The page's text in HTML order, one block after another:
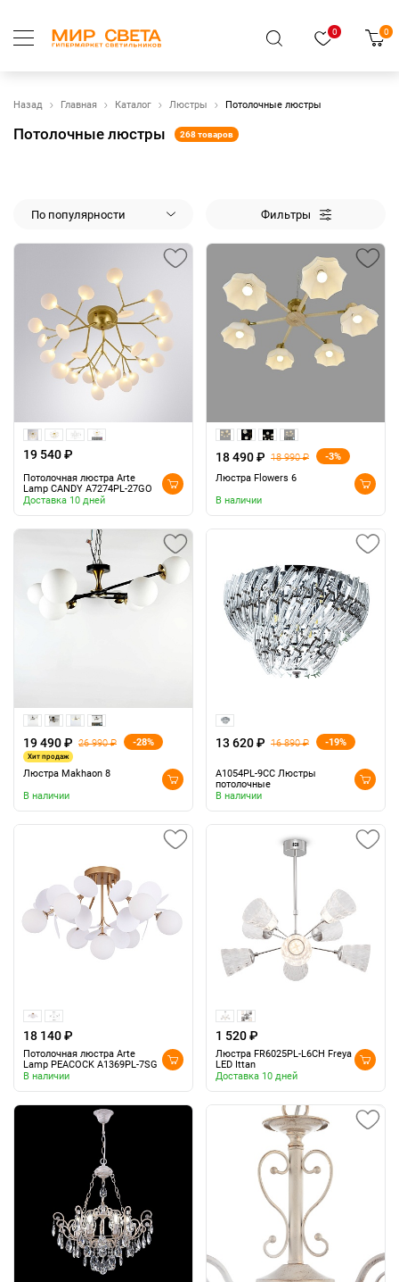
0 0
Назад Главная Каталог Люстры Потолочные люстры
Потолочные люстры 268 товаров
По популярности Фильтры
19 540 ₽
Потолочная люстра Arte
Lamp CANDY A7274PL-27GO
Доставка 10 дней
18 490 ₽ 18 990 ₽
-3%
Люстра Flowers 6
В наличии
19 490 ₽ 26 990 ₽ -28%
Хит продаж
Люстра Makhaon 8
В наличии
13 620 ₽ 16 890 ₽ -19%
A1054PL-9CC Люстры
потолочные
В наличии
18 140 ₽
Потолочная люстра Arte
Lamp PEACOCK A1369PL-7SG
В наличии
1 520 ₽
Люстра FR6025PL-L6CH Freya
LED Ittan
Доставка 10 дней